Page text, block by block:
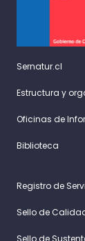
Sernatur.cl
Estructura y
Oficinas de
Biblioteca
Registro de
Sello de
Sello de